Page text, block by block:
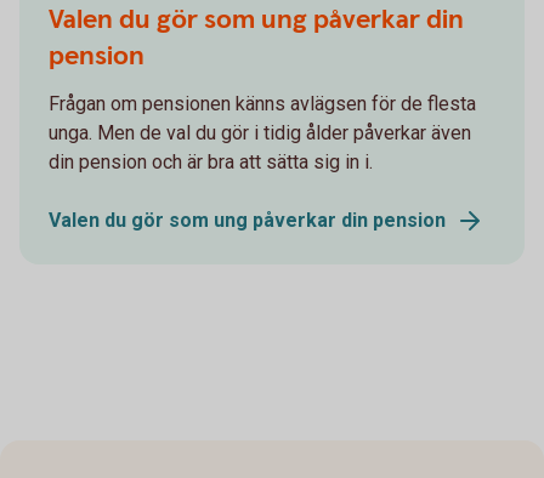
Valen du gör som ung påverkar din
pension
Frågan om pensionen känns avlägsen för de flesta
unga. Men de val du gör i tidig ålder påverkar även
din pension och är bra att sätta sig in i.
Valen du gör som ung påverkar din pension